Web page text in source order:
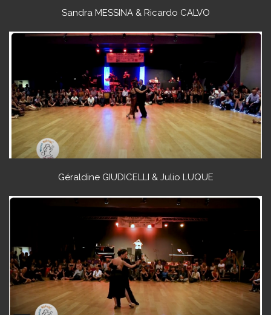
Sandra MESSINA & Ricardo CALVO
Géraldine GIUDICELLI & Julio LUQUE